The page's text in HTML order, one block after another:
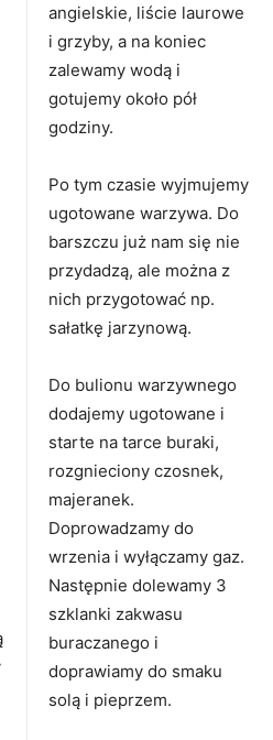
angielskie, liście laurowe
i grzyby, a na koniec
zalewamy wodą i
gotujemy około pół
godziny.
Po tym czasie wyjmujemy
ugotowane warzywa. Do
barszczu już nam się nie
przydadzą, ale można z
nich przygotować np.
sałatkę jarzynową.
Do bulionu warzywnego
dodajemy ugotowane i
starte na tarce buraki,
rozgnieciony czosnek,
majeranek.
Doprowadzamy do
wrzenia i wyłączamy gaz.
Następnie dolewamy 3
szklanki zakwasu
buraczanego i
doprawiamy do smaku
solą i pieprzem.